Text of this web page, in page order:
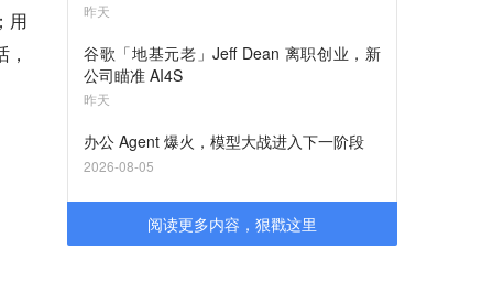
用
昨天
谷歌「地基元老」Jeff Dean 离职创业，新
公司瞄准 AI4S
昨天
办公 Agent 爆火，模型大战进入下一阶段
2026-08-05
阅读更多内容，狠戳这里